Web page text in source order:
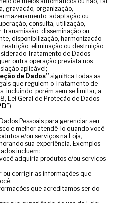
gravação, organização,
adaptação ou
consulta, utilização,
transmissão, disseminação ou,
disponibilização, harmonização
restrição, eliminação ou destruição.
Tratamento de Dados
outra operação prevista nos
aplicável;
de Dados” significa todas as
que regulem o Tratamento de
incluindo, porém sem se limitar, a
Lei Geral de Proteção de Dados
”).
Pessoais para gerenciar seu
e melhor atendê-lo quando você
e/ou serviços na Loja,
sua experiência. Exemplos
incluem:
adquiria produtos e/ou serviços
ou corrigir as informações que
que acreditamos ser do